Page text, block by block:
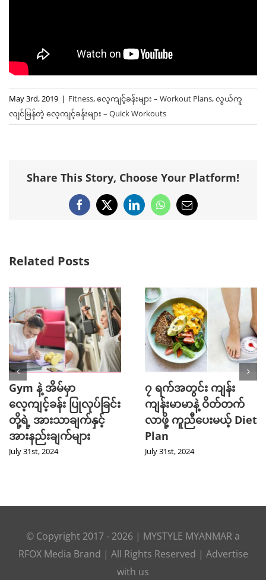
May 3rd, 2019 | Fitness,လေ့ကျင့်ခန်းများ – Workout Plans,လွယ်ကူ
လျင်မြန်တဲ့ ‌လေ့ကျင့်ခန်းများ – Quick Workouts
Share This Story, Choose Your Platform!
Facebook
X LinkedInWhatsApp
Email
Related Posts
Gym နဲ့ အိမ်မှာ
လေ့ကျင့်ခန်း ပြုလုပ်ခြင်း
တို့ရဲ့ အားသာချက်နှင့်
အားနည်းချက်များ
July 31st, 2024
၇ ရက်အတွင်း ကျန်း
ကျန်းမာမာနဲ့ ဝိတ်တက်
လာဖို့ ကူညီပေးမယ့် Diet
Plan
July 31st, 2024
© Copyright 2017 - 2026 | MYSTYLE MYANMAR a
RFOX Media Brand | All Rights Reserved | Advertise
with us